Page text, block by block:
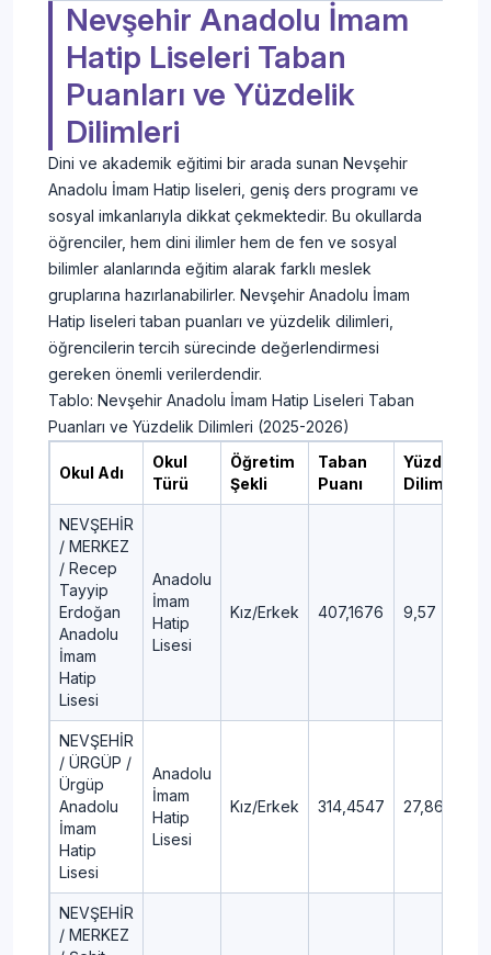
Nevşehir Anadolu İmam
Hatip Liseleri Taban
Puanları ve Yüzdelik
Dilimleri
Dini ve akademik eğitimi bir arada sunan Nevşehir
Anadolu İmam Hatip liseleri, geniş ders programı ve
sosyal imkanlarıyla dikkat çekmektedir. Bu okullarda
öğrenciler, hem dini ilimler hem de fen ve sosyal
bilimler alanlarında eğitim alarak farklı meslek
gruplarına hazırlanabilirler. Nevşehir Anadolu İmam
Hatip liseleri taban puanları ve yüzdelik dilimleri,
öğrencilerin tercih sürecinde değerlendirmesi
gereken önemli verilerdendir.
Tablo: Nevşehir Anadolu İmam Hatip Liseleri Taban
Puanları ve Yüzdelik Dilimleri (2025-2026)
Okul Adı
Okul
Türü
Öğretim
Şekli
Taban
Puanı
Yüzdelik
Dilim
NEVŞEHİR
/ MERKEZ
/ Recep
Tayyip
Erdoğan
Anadolu
İmam
Hatip
Lisesi
Anadolu
İmam
Hatip
Lisesi
Kız/Erkek 407,1676 9,57
NEVŞEHİR
/ ÜRGÜP /
Ürgüp
Anadolu
İmam
Hatip
Lisesi
Anadolu
İmam
Hatip
Lisesi
Kız/Erkek 314,4547 27,86
NEVŞEHİR
/ MERKEZ